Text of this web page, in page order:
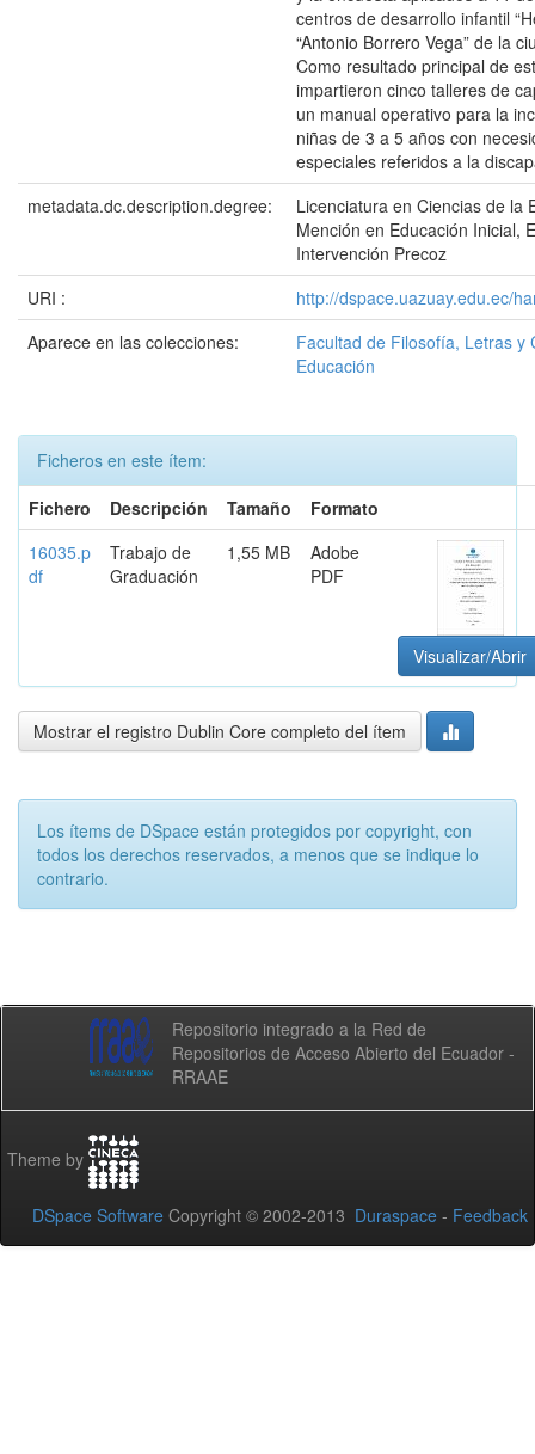
centros de desarrollo infantil
“Antonio Borrero Vega” de la
Como resultado principal de
impartieron cinco talleres de
un manual operativo para la
niñas de 3 a 5 años con
especiales referidos a la
metadata.dc.description.degree:
Licenciatura en Ciencias de la
Mención en Educación Inicial,
Intervención Precoz
URI :
http://dspace.uazuay.edu.ec/
Aparece en las colecciones:
Facultad de Filosofía, Letras y
Educación
Ficheros en este ítem:
Fichero
Descripción Tamaño
Formato
16035.p
df
Trabajo de
Graduación
1,55 MB
Adobe
PDF
Visualizar/Abrir
Mostrar el registro Dublin Core completo del ítem
Los ítems de DSpace están protegidos por copyright, con
todos los derechos reservados, a menos que se indique lo
contrario.
Repositorio integrado a la Red de
Repositorios de Acceso Abierto del Ecuador -
RRAAE
Theme by
DSpace Software Copyright © 2002-2013 Duraspace - Feedback